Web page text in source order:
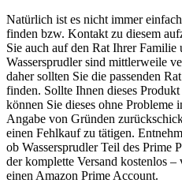
Natürlich ist es nicht immer
finden bzw. Kontakt zu diesem
Sie auch auf den Rat Ihrer Familie
Wassersprudler sind mittlerweile
daher sollten Sie die passenden
finden. Sollte Ihnen dieses
können Sie dieses ohne Probleme
Angabe von Gründen
einen Fehlkauf zu tätigen.
ob Wassersprudler Teil des Prime
der komplette Versand kostenlos –
einen Amazon Prime Account.